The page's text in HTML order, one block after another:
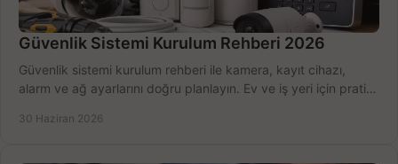
Güvenlik Sistemi Kurulum Rehberi 2026
Güvenlik sistemi kurulum rehberi ile kamera, kayıt cihazı,
alarm ve ağ ayarlarını doğru planlayın. Ev ve iş yeri için pratik
30 Haziran 2026